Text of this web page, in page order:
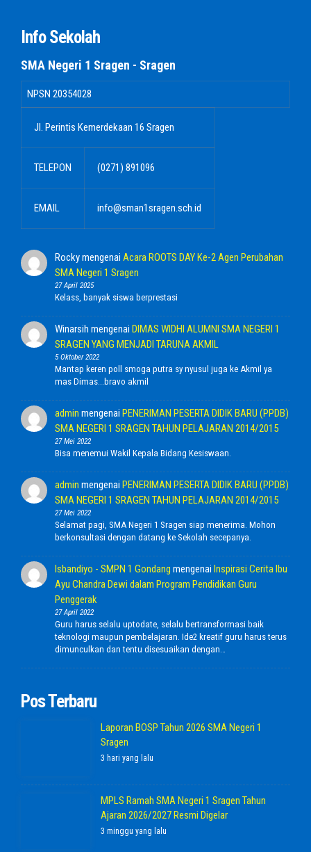
Info Sekolah
SMA Negeri 1 Sragen - Sragen
NPSN 20354028
Jl. Perintis Kemerdekaan 16 Sragen
TELEPON (0271) 891096
EMAIL info@sman1sragen.sch.id
Rockymengenai Acara ROOTS DAY Ke-2 Agen Perubahan
SMA Negeri 1 Sragen
27 April 2025
Kelass, banyak siswa berprestasi
Winarsih mengenai DIMAS WIDHI ALUMNI SMA NEGERI 1
SRAGEN YANG MENJADI TARUNA AKMIL
5 Oktober 2022
Mantap keren poll smoga putra sy nyusul juga ke Akmil ya
mas Dimas...bravo akmil
admin mengenai PENERIMAN PESERTA DIDIK BARU (PPDB)
SMA NEGERI 1 SRAGEN TAHUN PELAJARAN 2014/2015
27 Mei 2022
Bisa menemui Wakil Kepala Bidang Kesiswaan.
admin mengenai PENERIMAN PESERTA DIDIK BARU (PPDB)
SMA NEGERI 1 SRAGEN TAHUN PELAJARAN 2014/2015
27 Mei 2022
Selamat pagi, SMA Negeri 1 Sragen siap menerima. Mohon
berkonsultasi dengan datang ke Sekolah secepanya.
Isbandiyo - SMPN 1 Gondang mengenai Inspirasi Cerita Ibu
Ayu Chandra Dewi dalam Program Pendidikan Guru
Penggerak
27 April 2022
Guru harus selalu uptodate, selalu bertransformasi baik
teknologi maupun pembelajaran. Ide2 kreatif guru harus terus
dimunculkan dan tentu disesuaikan dengan…
Pos Terbaru
Laporan BOSP Tahun 2026 SMA Negeri 1
Sragen
3 hari yang lalu
MPLS Ramah SMA Negeri 1 Sragen Tahun
Ajaran 2026/2027 Resmi Digelar
3 minggu yang lalu